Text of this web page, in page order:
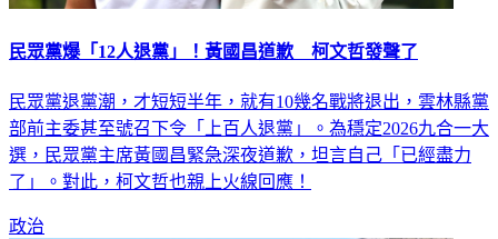
民眾黨爆「12人退黨」！黃國昌道歉 柯文哲發聲了
民眾黨退黨潮，才短短半年，就有10幾名戰將退出，雲林縣黨
部前主委甚至號召下令「上百人退黨」。為穩定2026九合一大
選，民眾黨主席黃國昌緊急深夜道歉，坦言自己「已經盡力
了」。對此，柯文哲也親上火線回應！
政治